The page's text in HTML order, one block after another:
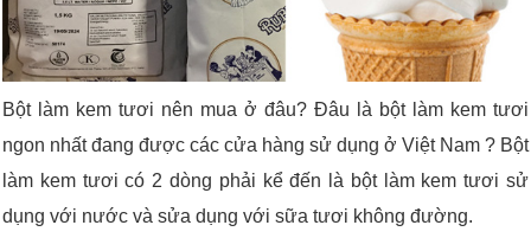
Bột làm kem tươi nên mua ở đâu? Đâu là bột làm kem tươi
ngon nhất đang được các cửa hàng sử dụng ở Việt Nam ? Bột
làm kem tươi có 2 dòng phải kể đến là bột làm kem tươi sử
dụng với nước và sửa dụng với sữa tươi không đường.